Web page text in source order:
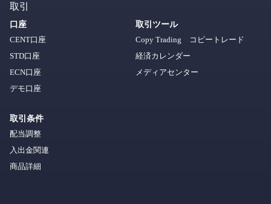
取引
口座
CENT口座
STD口座
ECN口座
デモ口座
取引条件
配当調整
入出金関連
商品詳細
取引ツール
Copy Trading コピートレード
経済カレンダー
メディアセンター